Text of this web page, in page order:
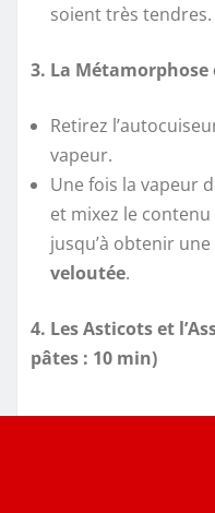
soient très tendres.
3. La Métamorphose
Retirez
vapeur.
Une fois la vapeur
et mixez le
jusqu’à obtenir
veloutée.
4. Les Asticots et
pâtes : 10 min)